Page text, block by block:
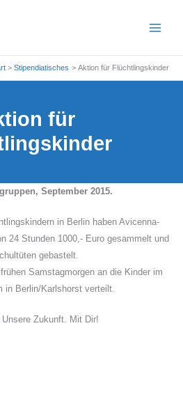
Stipendiatisches Aktion für Flüchtlingskinder
für
September 2015.
in Berlin haben Avicenna-
24 Stunden 1000,- Euro gesammelt und
gebastelt.
Samstagmorgen an die Kinder im
in Berlin/Karlshorst verteilt.
Zukunft. Mit Dir!